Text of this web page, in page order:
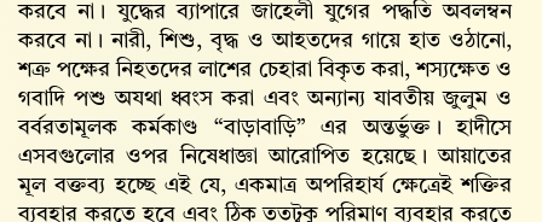
করবে না। যুদ্ধের ব্যাপারে জাহেলী যুগের পদ্ধতি অবলম্বন
করবে না। নারী, শিশু, বৃদ্ধ ও আহতদের গায়ে হাত ওঠানো,
শত্রু পক্ষের নিহতদের লাশের চেহারা বিকৃত করা, শস্যক্ষেত ও
গবাদি পশু অযথা ধ্বংস করা এবং অন্যান্য যাবতীয় জুলুম ও
বর্বরতামূলক কর্মকাণ্ড “বাড়াবাড়ি” এর অন্তর্ভুক্ত। হাদীসে
এসবগুলোর ওপর নিষেধাজ্ঞা আরোপিত হয়েছে। আয়াতের
মূল বক্তব্য হচ্ছে এই যে, একমাত্র অপরিহার্য ক্ষেত্রেই শক্তির
ব্যবহার করতে হবে এবং ঠিক ততটুকু পরিমাণ ব্যবহার করতে